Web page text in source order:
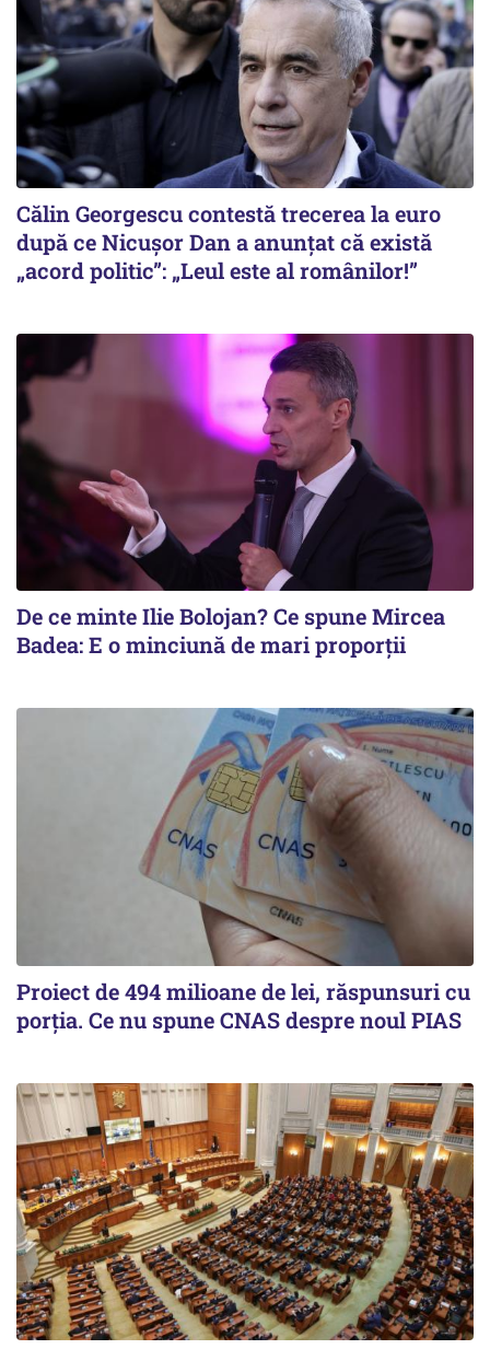
Călin Georgescu contestă trecerea la euro
după ce Nicușor Dan a anunțat că există
„acord politic”: „Leul este al românilor!”
De ce minte Ilie Bolojan? Ce spune Mircea
Badea: E o minciună de mari proporții
Proiect de 494 milioane de lei, răspunsuri cu
porția. Ce nu spune CNAS despre noul PIAS